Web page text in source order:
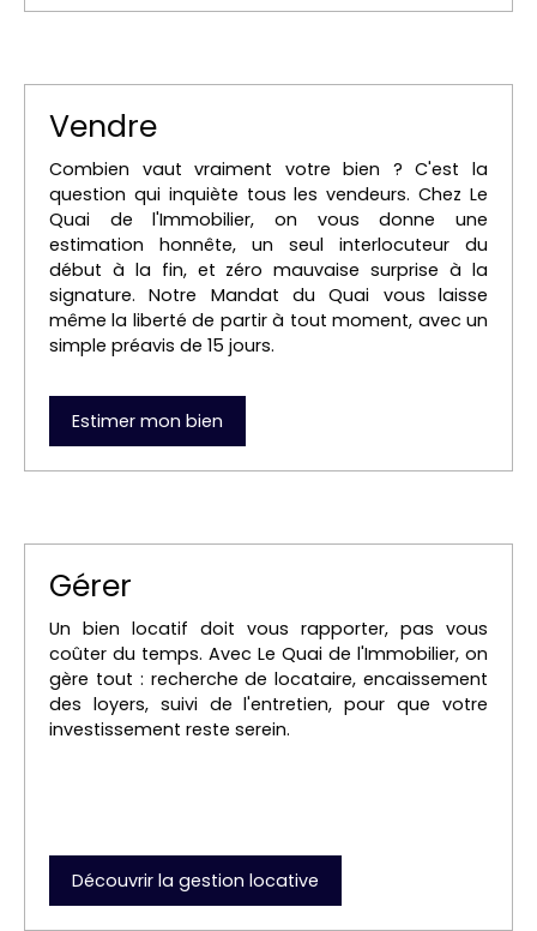
Vendre
Combien vaut vraiment votre bien ? C'est la
question qui inquiète tous les vendeurs. Chez Le
Quai de l'Immobilier, on vous donne une
estimation honnête, un seul interlocuteur du
début à la fin, et zéro mauvaise surprise à la
signature. Notre Mandat du Quai vous laisse
même la liberté de partir à tout moment, avec un
simple préavis de 15 jours.
Estimer mon bien
Gérer
Un bien locatif doit vous rapporter, pas vous
coûter du temps. Avec Le Quai de l'Immobilier, on
gère tout : recherche de locataire, encaissement
des loyers, suivi de l'entretien, pour que votre
investissement reste serein.
Découvrir la gestion locative